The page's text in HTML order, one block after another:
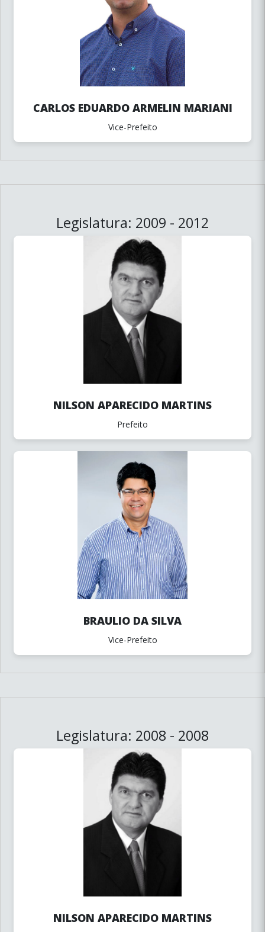
CARLOS EDUARDO ARMELIN MARIANI
Vice-Prefeito
Legislatura: 2009 - 2012
NILSON APARECIDO MARTINS
Prefeito
BRAULIO DA SILVA
Vice-Prefeito
Legislatura: 2008 - 2008
NILSON APARECIDO MARTINS